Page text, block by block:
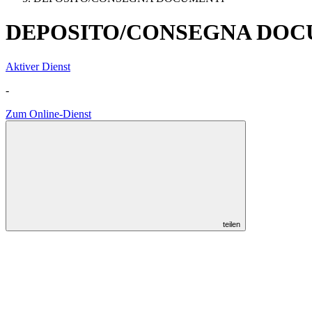
DEPOSITO/CONSEGNA
Aktiver Dienst
-
Zum Online-Dienst
teilen